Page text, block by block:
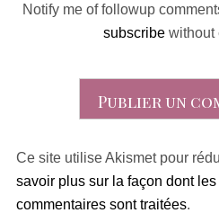
Notify me of followup
subscribewithout
Ce site utilise Akismet pour
savoir plus sur la façon dont
commentaires sont traitées.